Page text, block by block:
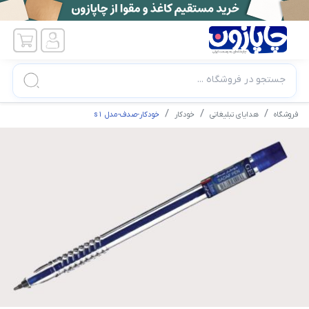
جستجو در فروشگاه ...
فروشگاه هدایای تبلیغاتی خودکار خودکار-صدف-مدل s1